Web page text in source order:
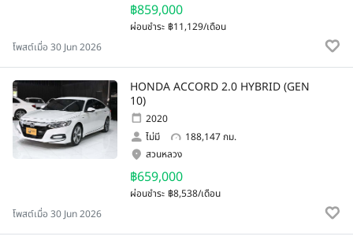
฿859,000
ผ่อนชำระ ฿11,129/เดือน
โพสต์เมื่อ 30 Jun 2026
HONDA ACCORD 2.0 HYBRID (GEN
10)
2020
ไม่มี
188,147 กม.
฿659,000
ผ่อนชำระ ฿8,538/เดือน
สวนหลวง
โพสต์เมื่อ 30 Jun 2026